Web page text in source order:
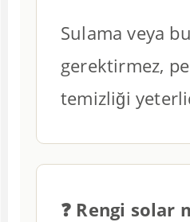
Sulama veya
gerektirmez,
temizliği
❓ Rengi solar